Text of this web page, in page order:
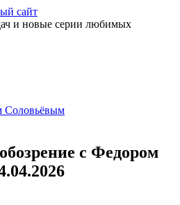
сайт
и новые серии любимых
Соловьёвым
с Федором